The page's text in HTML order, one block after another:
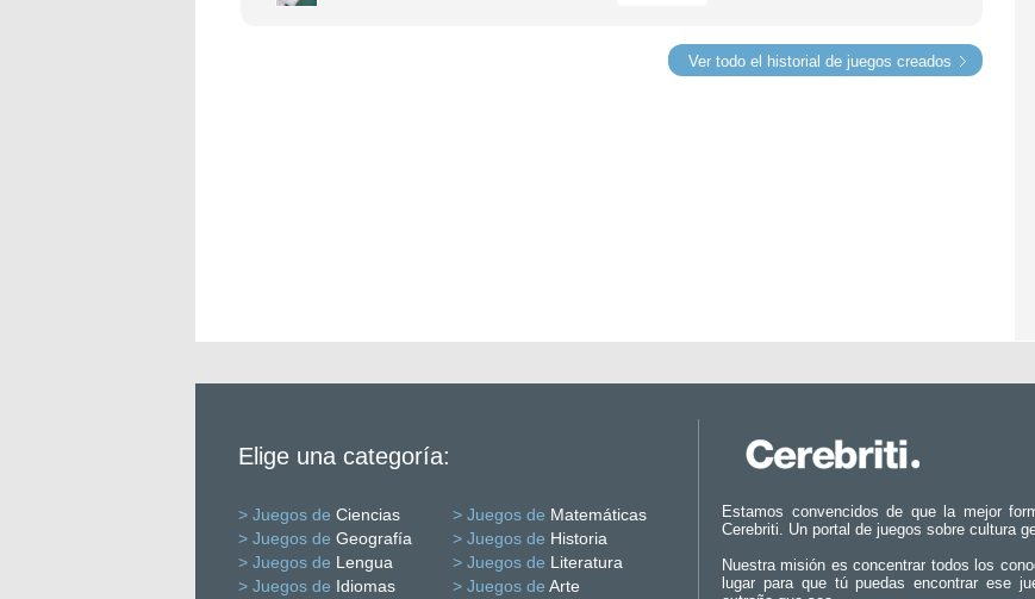
Ver todo el historial de juegos creados
Elige una categoría:
> Juegos de Ciencias > Juegos de Matemáticas
> Juegos de Geografía > Juegos de Historia
> Juegos de Lengua > Juegos de Literatura
> Juegos de Idiomas > Juegos de Arte
Estamos convencidos de que la mejor
Cerebriti. Un portal de juegos sobre cultura
Nuestra misión es concentrar todos los
lugar para que tú puedas encontrar ese